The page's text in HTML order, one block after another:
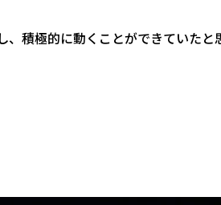
積極的に動くことができていたと